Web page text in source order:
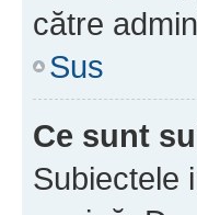
către
Sus
Ce sunt
Subiectele